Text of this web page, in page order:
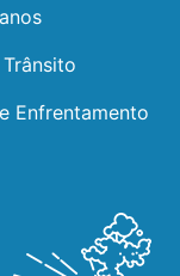
Enfrentamento